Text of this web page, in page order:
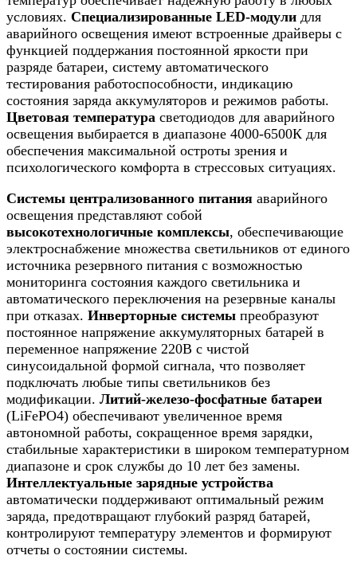
условиях. Специализированные LED-модули для
аварийного освещения имеют встроенные драйверы с
функцией поддержания постоянной яркости при
разряде батареи, систему автоматического
тестирования работоспособности, индикацию
состояния заряда аккумуляторов и режимов работы.
Цветовая температура светодиодов для аварийного
освещения выбирается в диапазоне 4000-6500К для
обеспечения максимальной остроты зрения и
психологического комфорта в стрессовых ситуациях.
Системы централизованного питания аварийного
освещения представляют собой
высокотехнологичные комплексы, обеспечивающие
электроснабжение множества светильников от единого
источника резервного питания с возможностью
мониторинга состояния каждого светильника и
автоматического переключения на резервные каналы
при отказах. Инверторные системы преобразуют
постоянное напряжение аккумуляторных батарей в
переменное напряжение 220В с чистой
синусоидальной формой сигнала, что позволяет
подключать любые типы светильников без
модификации. Литий-железо-фосфатные батареи
(LiFePO4) обеспечивают увеличенное время
автономной работы, сокращенное время зарядки,
стабильные характеристики в широком температурном
диапазоне и срок службы до 10 лет без замены.
Интеллектуальные зарядные устройства
автоматически поддерживают оптимальный режим
заряда, предотвращают глубокий разряд батарей,
контролируют температуру элементов и формируют
отчеты о состоянии системы.